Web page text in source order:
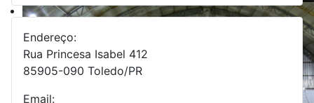
Primeiro estado adulto feminino este ano
BrOnline: Fora de casa, vôlei
Estadual Adulto
Endereço:
Rua Princesa Isabel 412
85905-090 Toledo/PR
Email: